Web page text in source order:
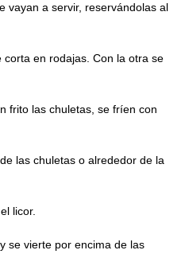
vayan a servir, reservándolas al
en rodajas. Con la otra se
frito las chuletas, se fríen con
las chuletas o alrededor de la
licor.
se vierte por encima de las